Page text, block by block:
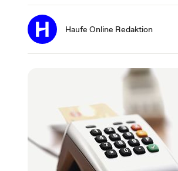
Haufe Online Redaktion